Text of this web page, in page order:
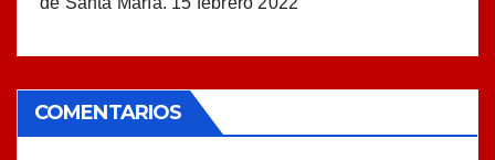
COMENTARIOS